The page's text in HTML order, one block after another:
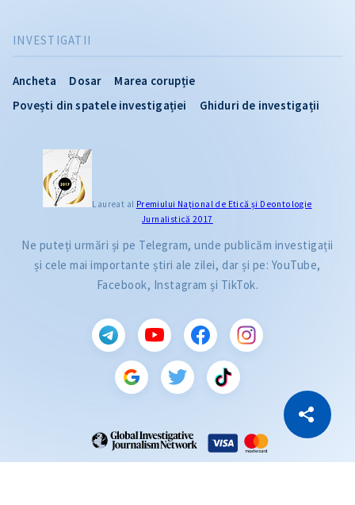
Copiază Link
INVESTIGATII
Ancheta Dosar
Marea corupție
Povești din spatele investigației
Ghiduri de investigații
Laureat al Premiului Naţional de Etică și Deontologie
Jurnalistică 2017
Ne puteți urmări și pe Telegram, unde publicăm investigații
și cele mai importante știri ale zilei, dar și pe: YouTube,
Facebook, Instagram și TikTok.